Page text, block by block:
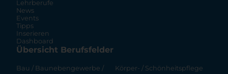
Lehrberufe
News
Events
Tipps
Inserieren
Dashboard
Übersicht Berufsfelder
Bau / Baunebengewerbe /
Körper- / Schönheitspflege